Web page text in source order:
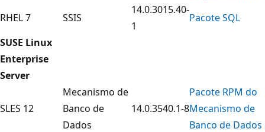
RHEL 7
SSIS
14.0.3015.40-
1
Pacote SQL
SUSE Linux
Enterprise
Server
SLES 12
Mecanismo de
Banco de
Dados
14.0.3540.1-8
Pacote RPM do
Mecanismo de
Banco de Dados